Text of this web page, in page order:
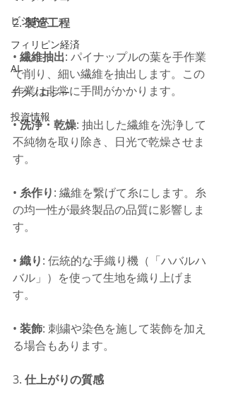
ビジネス
フィリピン経済
AI
テクノロジー
投資情報
2. 製造工程
• 繊維抽出: パイナップルの葉を手作業
で削り、細い繊維を抽出します。この
作業は非常に手間がかかります。
• 洗浄・乾燥: 抽出した繊維を洗浄して
不純物を取り除き、日光で乾燥させま
す。
• 糸作り: 繊維を繋げて糸にします。糸
の均一性が最終製品の品質に影響しま
す。
• 織り: 伝統的な手織り機（「ハバルハ
バル」）を使って生地を織り上げま
す。
• 装飾: 刺繍や染色を施して装飾を加え
る場合もあります。
3. 仕上がりの質感